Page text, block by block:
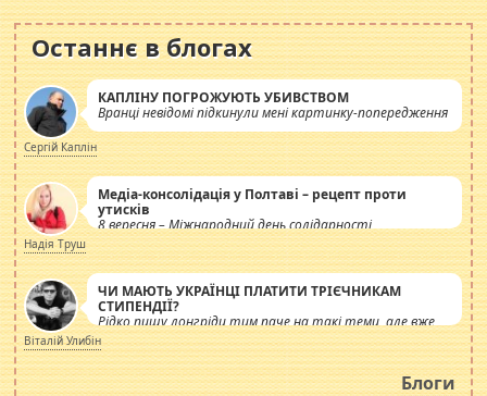
Останнє в блогах
КАПЛІНУ ПОГРОЖУЮТЬ УБИВСТВОМ
Вранці невідомі підкинули мені картинку-попередження
Сергій Каплін
Медіа-консолідація у Полтаві – рецепт проти
утисків
8 вересня – Міжнародний день солідарності
журналістів.
Надія Труш
ЧИ МАЮТЬ УКРАЇНЦІ ПЛАТИТИ ТРІЄЧНИКАМ
СТИПЕНДІЇ?
Рідко пишу лонгріди тим паче на такі теми, але вже
просто дістало! Обурюють сьогоднішні інсенуації
навколо стипендіального питання. Штучно
роздувається ще одна соціальна катастрофа.
Віталій Улибін
Блоги